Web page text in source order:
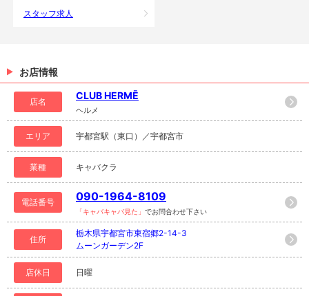
スタッフ求人
お店情報
店名
CLUB HERMĒ
ヘルメ
エリア 宇都宮駅（東口）／宇都宮市
業種 キャバクラ
電話番号 090-1964-8109
「キャバキャバ見た」 でお問合わせ下さい
住所
栃木県宇都宮市東宿郷2-14-3
ムーンガーデン2F
店休日 日曜